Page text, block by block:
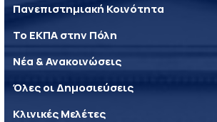
Πανεπιστημιακή Κοινότητα
Το ΕΚΠΑ στην Πόλη
Νέα & Ανακοινώσεις
Όλες οι Δημοσιεύσεις
Κλινικές Μελέτες